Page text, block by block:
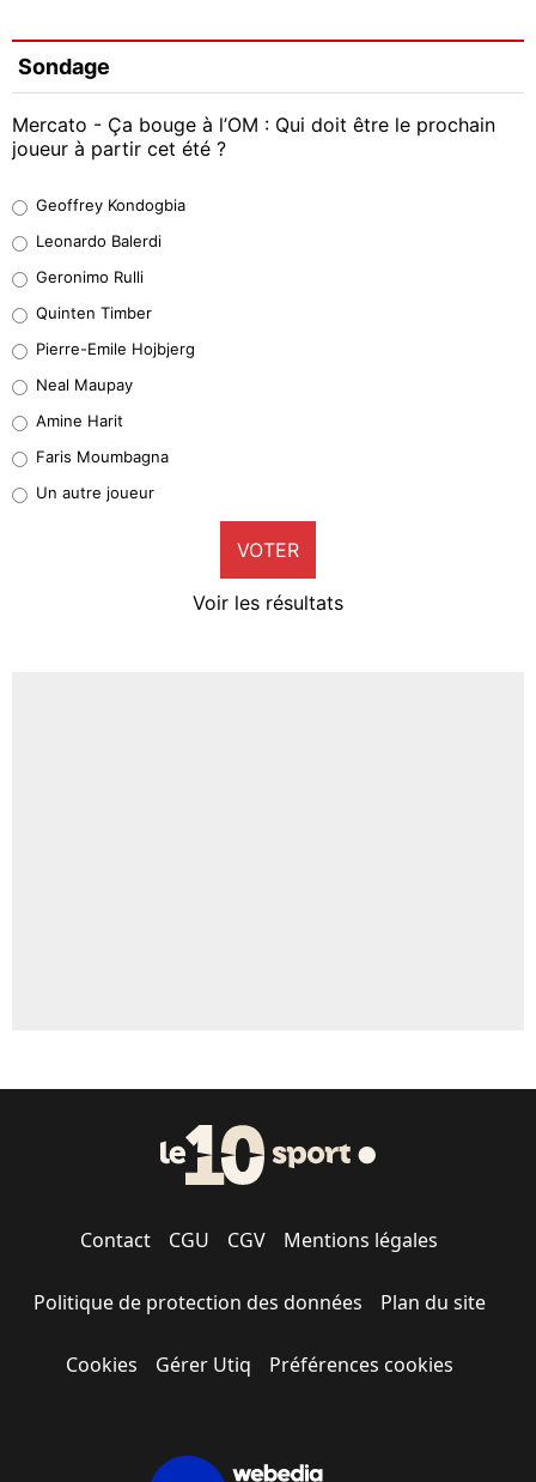
Sondage
Mercato - Ça bouge à l’OM : Qui doit être le prochain
joueur à partir cet été ?
38%
32%
5%
1%
9%
Geoffrey Kondogbia
Leonardo Balerdi
Geronimo Rulli
Quinten Timber
Pierre-Emile Hojbjerg
Neal Maupay
Amine Harit
Faris Moumbagna
Un autre joueur
VOTER
Voir les résultats
Contact CGU CGV Mentions légales
Politique de protection des données Plan du site
Cookies Gérer Utiq Préférences cookies